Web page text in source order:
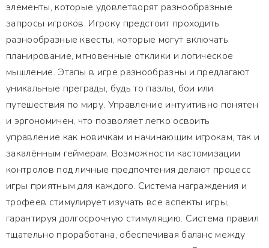
элементы, которые удовлетворят разнообразные
запросы игроков. Игроку предстоит проходить
разнообразные квесты, которые могут включать
планирование, мгновенные отклики и логическое
мышление. Этапы в игре разнообразны и предлагают
уникальные преграды, будь то пазлы, бои или
путешествия по миру. Управление интуитивно понятен
и эргономичен, что позволяет легко освоить
управление как новичкам и начинающим игрокам, так и
закалённым геймерам. Возможности кастомизации
контролов под личные предпочтения делают процесс
игры приятным для каждого. Система награждения и
трофеев стимулирует изучать все аспекты игры,
гарантируя долгосрочную стимуляцию. Система правил
тщательно проработана, обеспечивая баланс между